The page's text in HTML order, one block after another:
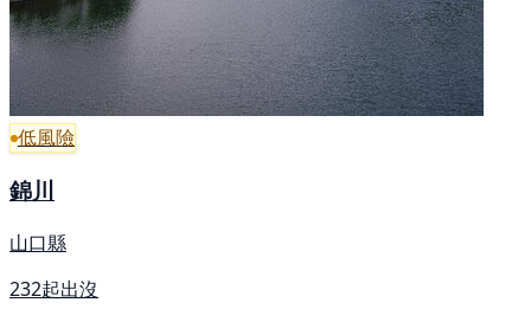
低風險
錦川
山口縣
232起出沒